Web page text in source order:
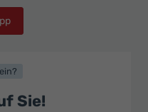
Sie!